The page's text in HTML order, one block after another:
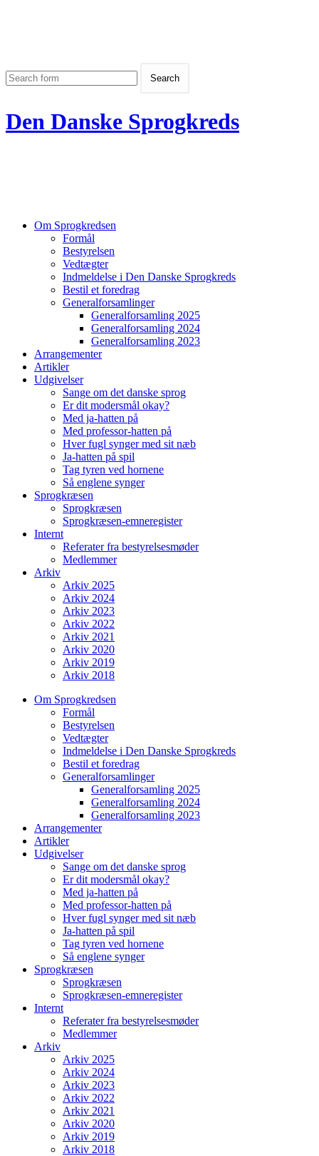
Den Danske Sprogkreds
Om Sprogkredsen
Formål
Bestyrelsen
Vedtægter
Indmeldelse i Den Danske Sprogkreds
Bestil et foredrag
Generalforsamlinger
Generalforsamling 2025
Generalforsamling 2024
Generalforsamling 2023
Arrangementer
Artikler
Udgivelser
Sange om det danske sprog
Er dit modersmål okay?
Med ja-hatten på
Med professor-hatten på
Hver fugl synger med sit næb
Ja-hatten på spil
Tag tyren ved hornene
Så englene synger
Sprogkræsen
Sprogkræsen
Sprogkræsen-emneregister
Internt
Referater fra bestyrelsesmøder
Medlemmer
Arkiv
Arkiv 2025
Arkiv 2024
Arkiv 2023
Arkiv 2022
Arkiv 2021
Arkiv 2020
Arkiv 2019
Arkiv 2018
Om Sprogkredsen
Formål
Bestyrelsen
Vedtægter
Indmeldelse i Den Danske Sprogkreds
Bestil et foredrag
Generalforsamlinger
Generalforsamling 2025
Generalforsamling 2024
Generalforsamling 2023
Arrangementer
Artikler
Udgivelser
Sange om det danske sprog
Er dit modersmål okay?
Med ja-hatten på
Med professor-hatten på
Hver fugl synger med sit næb
Ja-hatten på spil
Tag tyren ved hornene
Så englene synger
Sprogkræsen
Sprogkræsen
Sprogkræsen-emneregister
Internt
Referater fra bestyrelsesmøder
Medlemmer
Arkiv
Arkiv 2025
Arkiv 2024
Arkiv 2023
Arkiv 2022
Arkiv 2021
Arkiv 2020
Arkiv 2019
Arkiv 2018